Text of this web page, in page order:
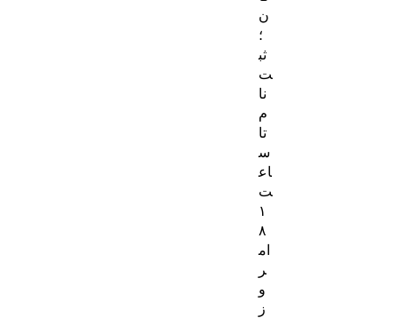
ن
؛
ثب
ت‌
نا
م
تا
س
اع
ت
۱
۸
ام
ر
و
ز